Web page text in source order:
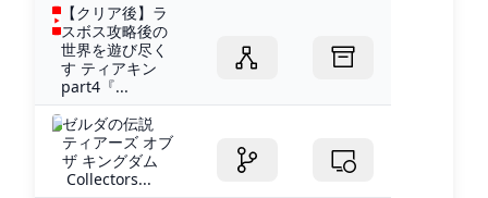
【クリア後】ラ
スボス攻略後の
世界を遊び尽く
す ティアキン
part4『...
ゼルダの伝説
ティアーズ オブ
ザ キングダム
Collectors...